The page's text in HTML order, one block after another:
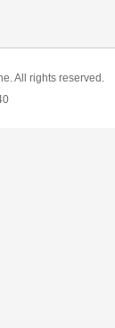
All rights reserved.